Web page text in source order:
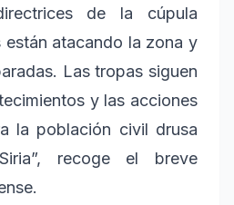
de la cúpula
atacando la zona y
Las tropas siguen
y las acciones
la población civil drusa
recoge el breve